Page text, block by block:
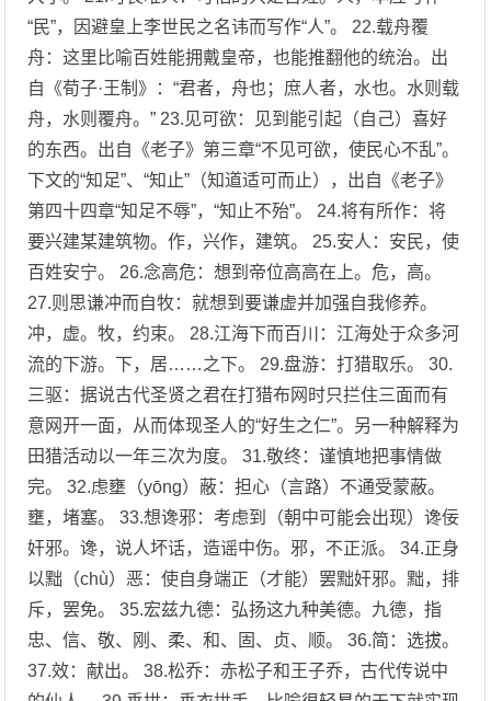
“民”，因避皇上李世民之名讳而写作“人”。 22.载舟覆
舟：这里比喻百姓能拥戴皇帝，也能推翻他的统治。出
自《荀子·王制》：“君者，舟也；庶人者，水也。水则载
舟，水则覆舟。” 23.见可欲：见到能引起（自己）喜好
的东西。出自《老子》第三章“不见可欲，使民心不乱”。
下文的“知足”、“知止”（知道适可而止），出自《老子》
第四十四章“知足不辱”，“知止不殆”。 24.将有所作：将
要兴建某建筑物。作，兴作，建筑。 25.安人：安民，使
百姓安宁。 26.念高危：想到帝位高高在上。危，高。
27.则思谦冲而自牧：就想到要谦虚并加强自我修养。
冲，虚。牧，约束。 28.江海下而百川：江海处于众多河
流的下游。下，居……之下。 29.盘游：打猎取乐。 30.
三驱：据说古代圣贤之君在打猎布网时只拦住三面而有
意网开一面，从而体现圣人的“好生之仁”。另一种解释为
田猎活动以一年三次为度。 31.敬终：谨慎地把事情做
完。 32.虑壅（yōng）蔽：担心（言路）不通受蒙蔽。
壅，堵塞。 33.想谗邪：考虑到（朝中可能会出现）谗佞
奸邪。谗，说人坏话，造谣中伤。邪，不正派。 34.正身
以黜（chù）恶：使自身端正（才能）罢黜奸邪。黜，排
斥，罢免。 35.宏兹九德：弘扬这九种美德。九德，指
忠、信、敬、刚、柔、和、固、贞、顺。 36.简：选拔。
37.效：献出。 38.松乔：赤松子和王子乔，古代传说中